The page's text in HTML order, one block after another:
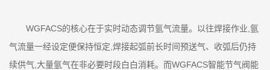
WGFACS的核心在于实时动态调节氩气流量。以往焊接作业,氩
气流量一经设定便保持恒定,焊接起弧前长时间预送气、收弧后仍持
续供气,大量氩气在非必要时段白白消耗。而WGFACS智能节气阀能